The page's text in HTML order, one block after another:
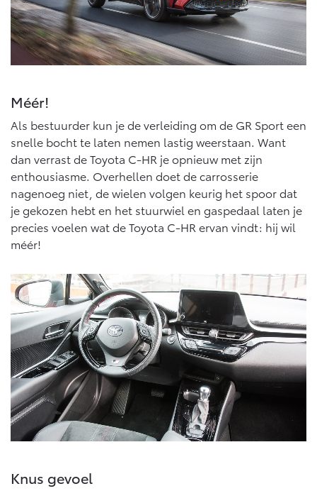
Méér!
Als bestuurder kun je de verleiding om de GR Sport een
snelle bocht te laten nemen lastig weerstaan. Want
dan verrast de Toyota C-HR je opnieuw met zijn
enthousiasme. Overhellen doet de carrosserie
nagenoeg niet, de wielen volgen keurig het spoor dat
je gekozen hebt en het stuurwiel en gaspedaal laten je
precies voelen wat de Toyota C-HR ervan vindt: hij wil
méér!
Knus gevoel